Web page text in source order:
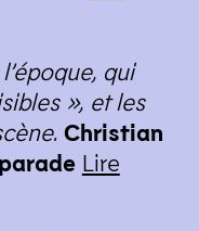
qui
», et les
Christian
Lire